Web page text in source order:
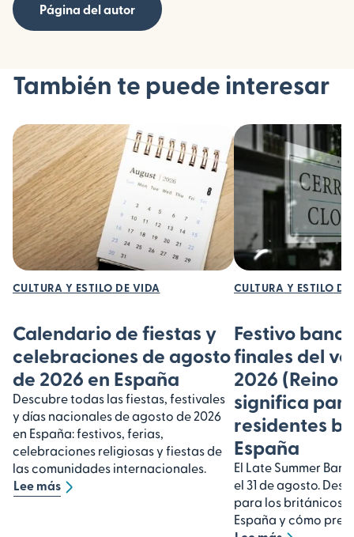
Página del autor
También te puede interesar
CULTURA Y ESTILO DE VIDA
Calendario de fiestas y
celebraciones de agosto
de 2026 en España
Descubre todas las fiestas, festivales
y días nacionales de agosto de 2026
en España: festivos, ferias,
celebraciones religiosas y fiestas de
las comunidades internacionales.
Lee más
CULTURA Y ESTILO
Festivo
finales del
2026 (Reino
significa
residentes
España
El Late Summer
el 31 de agosto.
para los británicos
España y cómo